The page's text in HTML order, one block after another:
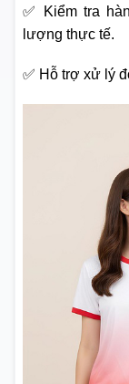
✅ Kiểm tra
lượng thực tế.
✅ Hỗ trợ xử lý